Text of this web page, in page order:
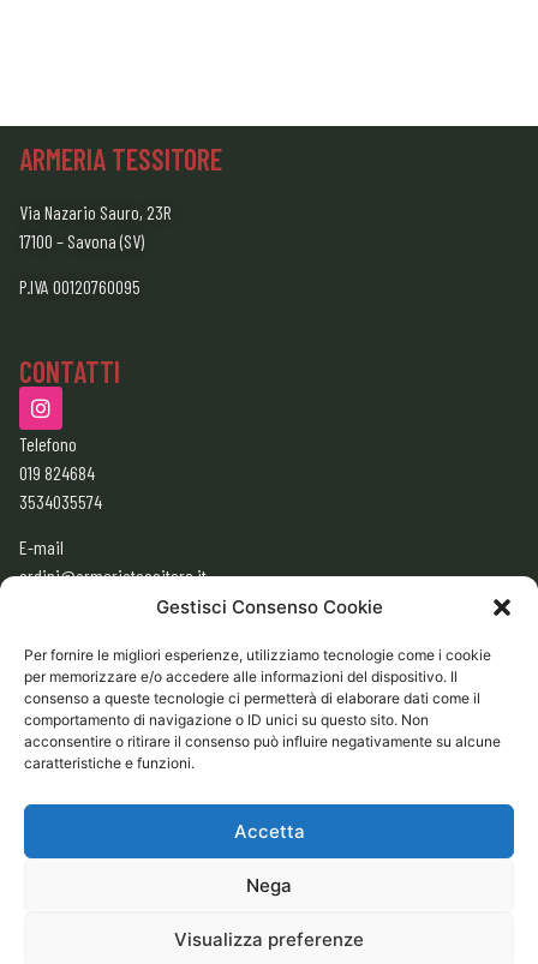
Gestisci Consenso Cookie
Per fornire le migliori esperienze, utilizziamo tecnologie come i cookie
per memorizzare e/o accedere alle informazioni del dispositivo. Il
consenso a queste tecnologie ci permetterà di elaborare dati come il
comportamento di navigazione o ID unici su questo sito. Non
acconsentire o ritirare il consenso può influire negativamente su alcune
caratteristiche e funzioni.
Accetta
Nega
Visualizza preferenze
ARMERIA TESSITORE
Via Nazario Sauro, 23R
17100 – Savona (SV)
P.IVA 00120760095
CONTATTI
Telefono
019 824684
3534035574
E-mail
ordini@armeriatessitore.it
armeriatessitore@gmail.com
ORARI
9:00 – 12:30
15:30 – 19:30
CONDIZIONI GENERALI DI VENDITA ONLINE